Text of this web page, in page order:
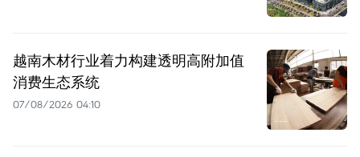
越南木材行业着力构建透明高附加值
消费生态系统
07/08/2026 04:10